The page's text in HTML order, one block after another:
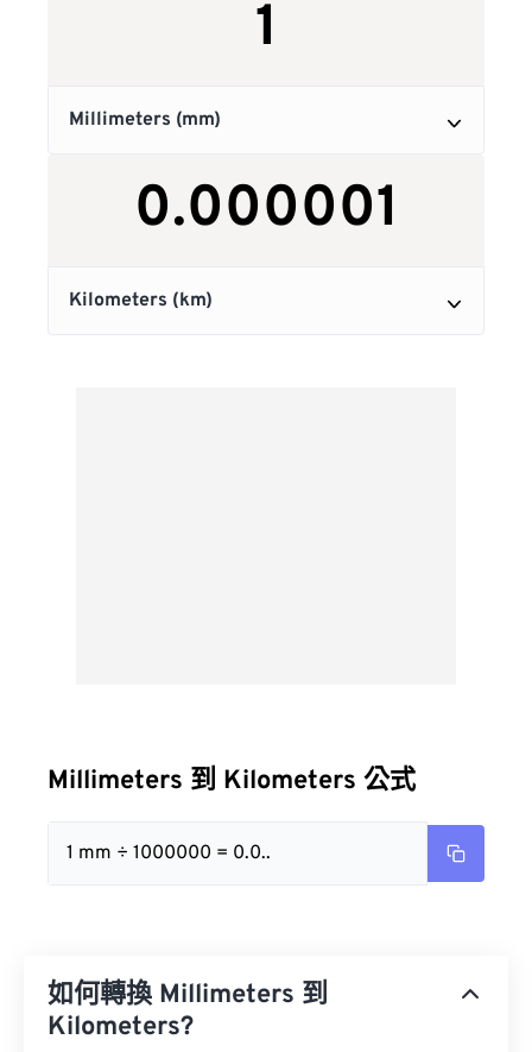
Millimeters 到 Kilometers 公式
1 mm ÷ 1000000 = 0.0..
如何轉換 Millimeters 到
Kilometers?